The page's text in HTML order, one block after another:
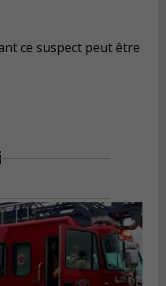
ce suspect peut être